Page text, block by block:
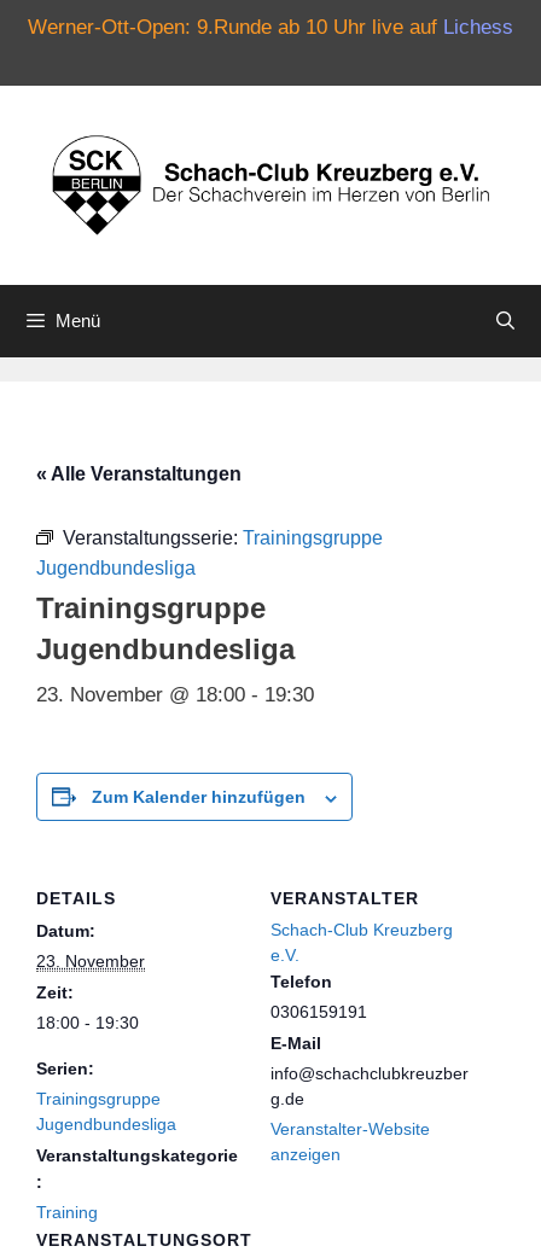
Werner-Ott-Open: 9.Runde ab 10 Uhr live auf Lichess
springen
Menü
« Alle Veranstaltungen
Veranstaltungsserie: Trainingsgruppe
Jugendbundesliga
Trainingsgruppe
Jugendbundesliga
23. November @ 18:00 - 19:30
Zum Kalender hinzufügen
DETAILS
Datum:
23. November
Zeit:
18:00 - 19:30
Serien:
Trainingsgruppe
Jugendbundesliga
Veranstaltungskategorie
:
Training
VERANSTALTUNGSORT
VERANSTALTER
Schach-Club Kreuzberg
e.V.
Telefon
0306159191
E-Mail
info@schachclubkreuzber
g.de
Veranstalter-Website
anzeigen